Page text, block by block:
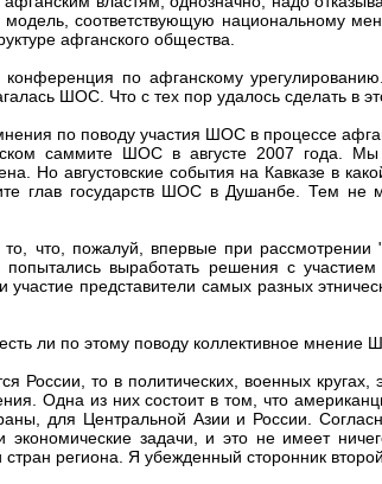
соответствующую национальному
афганского общества.
по афганскому урегулированию.
ШОС. Что с тех пор удалось сделать в
по поводу участия ШОС в процессе
саммите ШОС в августе 2007 года. Мы
Но августовские события на Кавказе в
глав государств ШОС в Душанбе. Тем не
что, пожалуй, впервые при рассмотрении
выработать решения с участием
представители самых разных
ли по этому поводу коллективное мнение
России, то в политических, военных кругах,
Одна из них состоит в том, что
для Центральной Азии и России.
задачи, и это не имеет
региона. Я убежденный сторонник второй